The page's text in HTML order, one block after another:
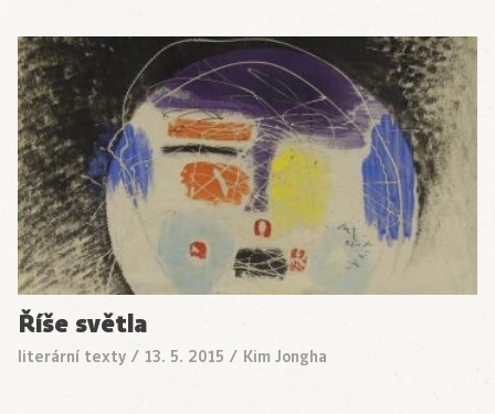
Říše světla
literární texty / 13. 5. 2015 / Kim Jongha